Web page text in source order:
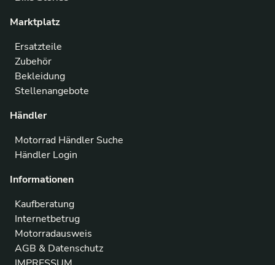
Marktplatz
Ersatzteile
Zubehör
Bekleidung
Stellenangebote
Händler
Motorrad Händler Suche
Händler Login
Informationen
Kaufberatung
Internetbetrug
Motorradausweis
AGB & Datenschutz